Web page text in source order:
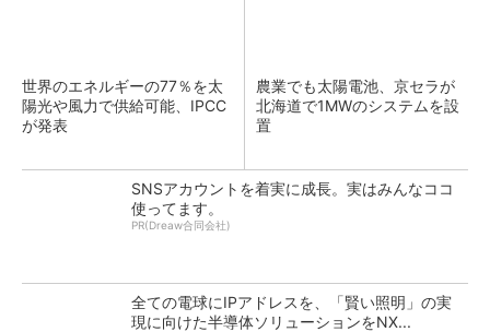
世界のエネルギーの77％を太
陽光や風力で供給可能、IPCC
が発表
農業でも太陽電池、京セラが
北海道で1MWのシステムを設
置
SNSアカウントを着実に成長。実はみんなココ
使ってます。
PR(Dreaw合同会社)
全ての電球にIPアドレスを、「賢い照明」の実
現に向けた半導体ソリューションをNX...